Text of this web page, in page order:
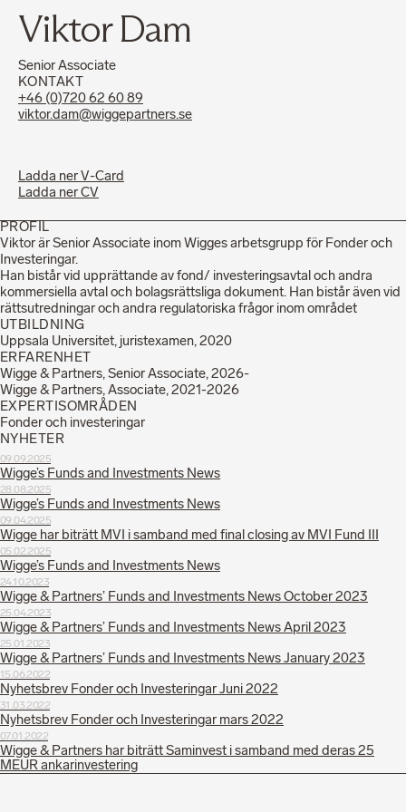
Viktor Dam
Senior Associate
KONTAKT
+46 (0)720 62 60 89
viktor.dam@wiggepartners.se
Ladda ner V-Card
Ladda ner CV
PROFIL
Viktor är Senior Associate inom Wigges arbetsgrupp för Fonder och
Investeringar.
Han bistår vid upprättande av fond/ investeringsavtal och andra
kommersiella avtal och bolagsrättsliga dokument. Han bistår även vid
rättsutredningar och andra regulatoriska frågor inom området
UTBILDNING
Uppsala Universitet, juristexamen, 2020
ERFARENHET
Wigge & Partners, Senior Associate, 2026-
Wigge & Partners, Associate, 2021-2026
EXPERTISOMRÅDEN
Fonder och investeringar
NYHETER
09.09.2025
Wigge’s Funds and Investments News
28.08.2025
Wigge’s Funds and Investments News
09.04.2025
Wigge har biträtt MVI i samband med final closing av MVI Fund III
05.02.2025
Wigge’s Funds and Investments News
24.10.2023
Wigge & Partners’ Funds and Investments News October 2023
25.04.2023
Wigge & Partners’ Funds and Investments News April 2023
25.01.2023
Wigge & Partners’ Funds and Investments News January 2023
15.06.2022
Nyhetsbrev Fonder och Investeringar Juni 2022
31.03.2022
Nyhetsbrev Fonder och Investeringar mars 2022
07.01.2022
Wigge & Partners har biträtt Saminvest i samband med deras 25
MEUR ankarinvestering